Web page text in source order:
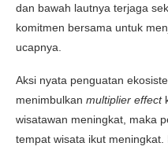
dan bawah lautnya terjaga
komitmen bersama untuk
ucapnya.
Aksi nyata penguatan
menimbulkan multiplier effect
wisatawan meningkat, maka
tempat wisata ikut